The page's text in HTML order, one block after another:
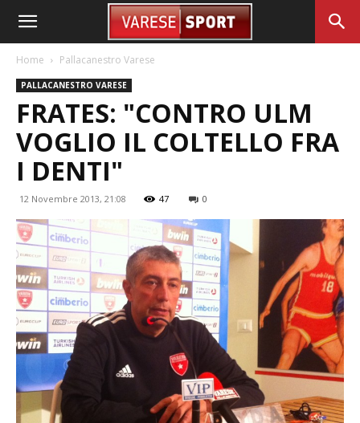
Home Pallacanestro Varese
PALLACANESTRO VARESE
FRATES: "CONTRO ULM
VOGLIO IL COLTELLO FRA
I DENTI"
12 Novembre 2013, 21:08 47 0